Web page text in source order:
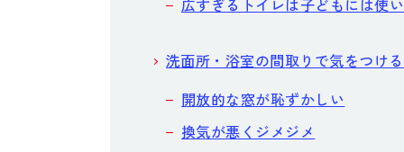
広すぎるトイレは子どもには使
洗面所・浴室の間取りで気をつけ
開放的な窓が恥ずかしい
換気が悪くジメジメ